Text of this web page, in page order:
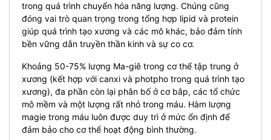
trong quá trình chuyển hóa năng lượng. Chúng cũng
đóng vai trò quan trọng trong tổng hợp lipid và protein
giúp quá trình tạo xương và các mô khác, bảo đảm tính
bền vững dẫn truyền thần kinh và sự co cơ.
Khoảng 50-75% lượng Ma-giê trong cơ thể tập trung ở
xương (kết hợp với canxi và photpho trong quá trình tạo
xương), đa phần còn lại phân bố ở cơ bắp, các tổ chức
mô mềm và một lượng rất nhỏ trong máu. Hàm lượng
magie trong máu luôn được duy trì ở mức ổn định để
đảm bảo cho cơ thể hoạt động bình thường.